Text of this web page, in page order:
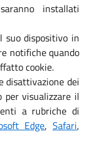
installati
suo dispositivo in
notifiche quando
cookie.
disattivazione dei
per visualizzare il
a rubriche di
Edge,Safari,